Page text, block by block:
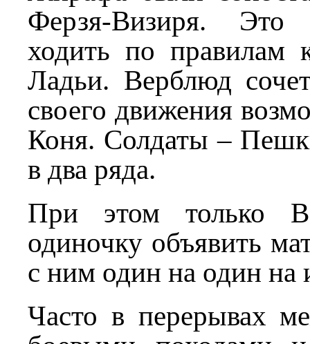
Ферзя-Визиря. Это
ходить по правилам
Ладьи. Верблюд
своего движения
Коня. Солдаты –
в два ряда.
При этом только
одиночку объявить
с ним один на один на
Часто в перерывах